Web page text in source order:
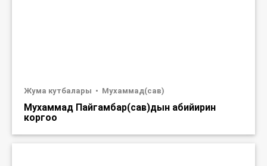
Жума кутбалары Мухаммад(сав)
Мухаммад Пайгамбар(сав)дын абийирин
коргоо